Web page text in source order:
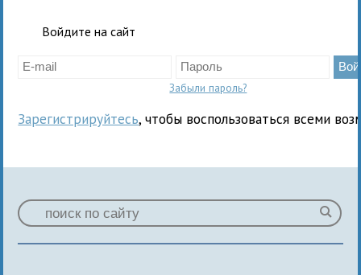
Войдите на сайт
Забыли пароль?
Зарегистрируйтесь, чтобы воспользоваться всеми